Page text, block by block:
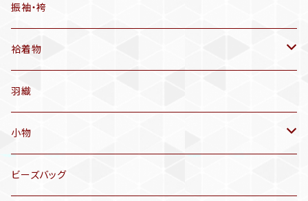
有松絞り浴衣(6～9月頃)
アンティーク帯
アンティーク仕立てかえ帯
名古屋帯
洒落袋帯
袋帯
振袖・袴
袷着物
アンティーク着物
リサイクル着物
訪問着、付下げ、色無地
羽織
小物
帯揚げ
ビーズバッグ